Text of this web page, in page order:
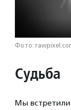
Фото:
Судьба
Мы